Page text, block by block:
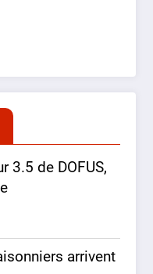
3.5 de DOFUS,
arrivent